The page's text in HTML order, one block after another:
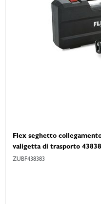
Flex seghetto
valigetta di trasporto
ZUBF438383